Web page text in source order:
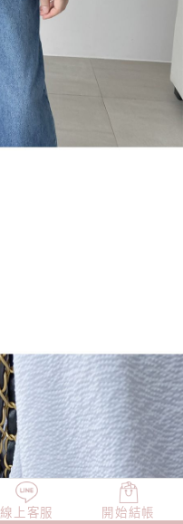
線上客服 開始結帳
TOP100 小編穿搭